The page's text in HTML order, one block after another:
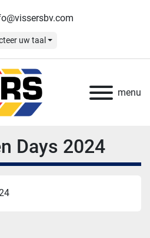
uw taal
menu
Days 2024